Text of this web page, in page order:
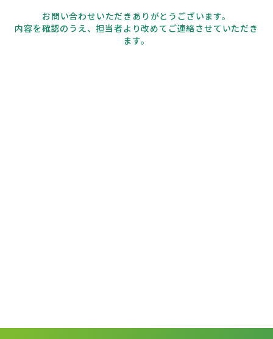
お問い合わせいただきありがとうございます。
内容を確認のうえ、担当者より改めてご連絡させていただき
ます。